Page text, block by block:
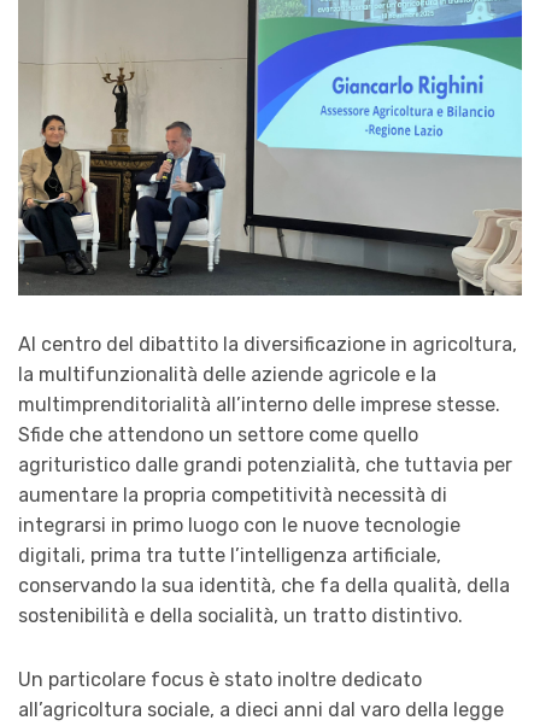
Al centro del dibattito la diversificazione in agricoltura,
la multifunzionalità delle aziende agricole e la
multimprenditorialità all’interno delle imprese stesse.
Sfide che attendono un settore come quello
agrituristico dalle grandi potenzialità, che tuttavia per
aumentare la propria competitività necessità di
integrarsi in primo luogo con le nuove tecnologie
digitali, prima tra tutte l’intelligenza artificiale,
conservando la sua identità, che fa della qualità, della
sostenibilità e della socialità, un tratto distintivo.
Un particolare focus è stato inoltre dedicato
all’agricoltura sociale, a dieci anni dal varo della legge